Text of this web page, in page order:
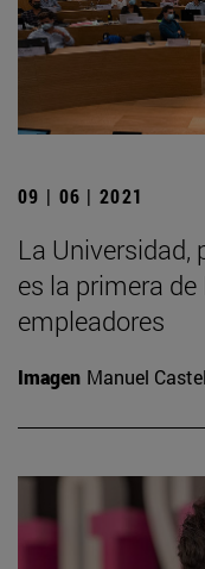
09 | 06 | 2021
La Universidad,
es la primera
empleadores
Imagen Manuel